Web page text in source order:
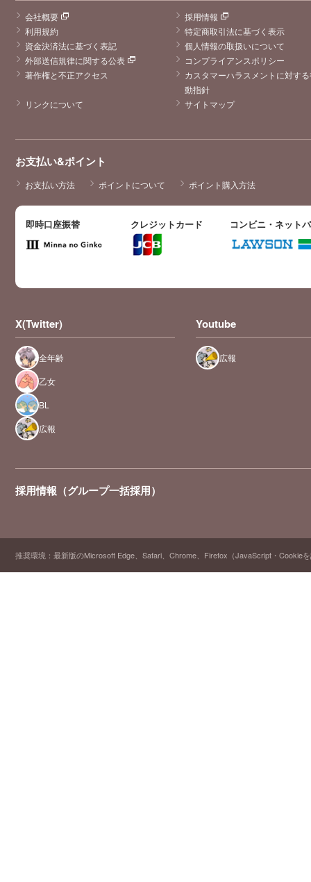
会社概要
採用情報
利用規約
特定商取引法に基づく表示
資金決済法に基づく表記
個人情報の取扱いについて
外部送信規律に関する公表
コンプライアンスポリシー
著作権と不正アクセス
カスタマーハラスメントに対す
動指針
リンクについて
サイトマップ
お支払い&ポイント
お支払い方法 ポイントについて ポイント購入方法
即時口座振替 クレジットカード コンビニ・ネット
X(Twitter)
全年齢
乙女
BL
広報
Youtube
広報
採用情報（グループ一括採用）
推奨環境：最新版のMicrosoft Edge、Safari、Chrome、Firefox（JavaScript・Cookie